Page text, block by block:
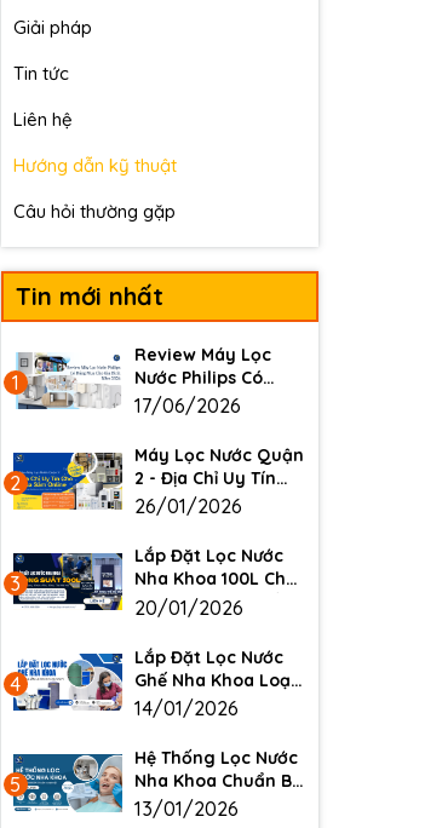
Giải pháp
Tin tức
Liên hệ
Hướng dẫn kỹ thuật
Câu hỏi thường gặp
Tin mới nhất
1
Review Máy Lọc
Nước Philips Có
Đáng Mua Cho Gia
17/06/2026
2
Máy Lọc Nước Quận
2 - Địa Chỉ Uy Tín
Cho Mua Sắm
26/01/2026
3
Lắp Đặt Lọc Nước
Nha Khoa 100L Cho
Phòng Khám Thế Hệ
20/01/2026
4
Lắp Đặt Lọc Nước
Ghế Nha Khoa Loại
Bỏ Biofilm
14/01/2026
5
Hệ Thống Lọc Nước
Nha Khoa Chuẩn Bộ
Y Tế 2026
13/01/2026